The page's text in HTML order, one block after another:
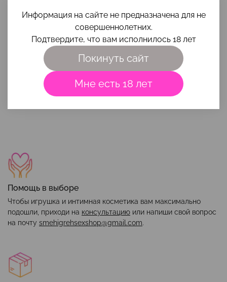
поняла почему все так прутся с чаш. И всё это за
косарь... Оукей, так можно было?
Наши преимущества
Помощь в выборе
Чтобы игрушка и интимная косметика вам максимально
подошли, приходи на консультацию или напиши свой вопрос
на почту smehigrehsexshop@gmail.com.
Информация на сайте не предназначена для не
совершеннолетних.
Подтвердите, что вам исполнилось 18 лет
Покинуть сайт
Мне есть 18 лет